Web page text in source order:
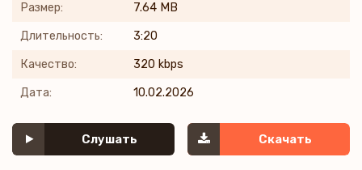
Размер: 7.64 MB
Длительность: 3:20
Качество: 320 kbps
Дата: 10.02.2026
Слушать Скачать